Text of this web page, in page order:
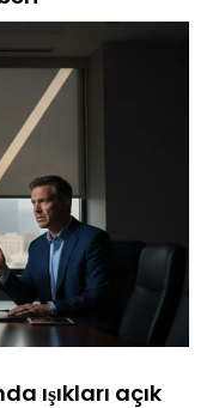
ışıkları açık